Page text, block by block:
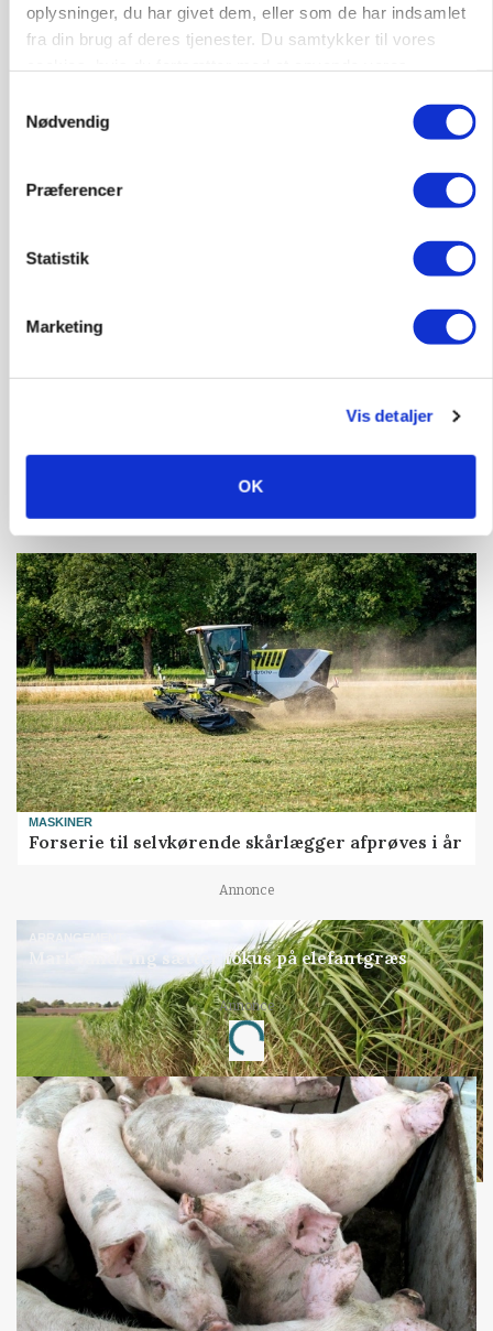
oplysninger, du har givet dem, eller som de har indsamlet
fra din brug af deres tjenester. Du samtykker til vores
Nødvendig
Præferencer
Statistik
Marketing
Vis detaljer
OK
På døgnvagt i høsten
Svineproducenter kalder Danish Crowns pris en
Annonce
MASKINER
Forserie til selvkørende skårlægger afprøves i år
Annonce
ARRANGEMENT
Markvandring sætter fokus på elefantgræs
Annonce
Loading...